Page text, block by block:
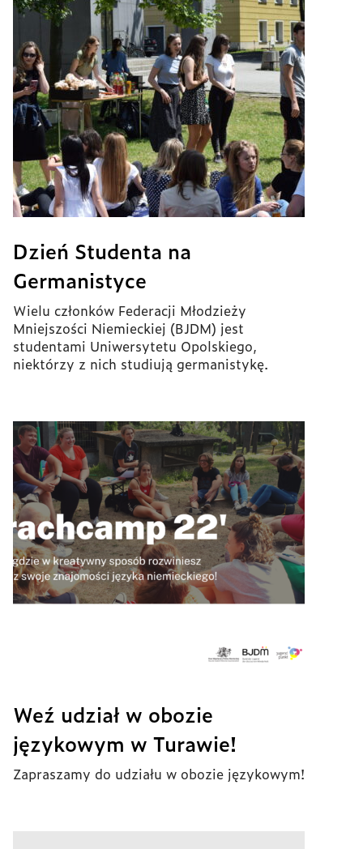
Dzień Studenta na
Germanistyce
Wielu członków Federacji Młodzieży
Mniejszości Niemieckiej (BJDM) jest
studentami Uniwersytetu Opolskiego,
niektórzy z nich studiują germanistykę.
Weź udział w obozie
językowym w Turawie!
Zapraszamy do udziału w obozie językowym!